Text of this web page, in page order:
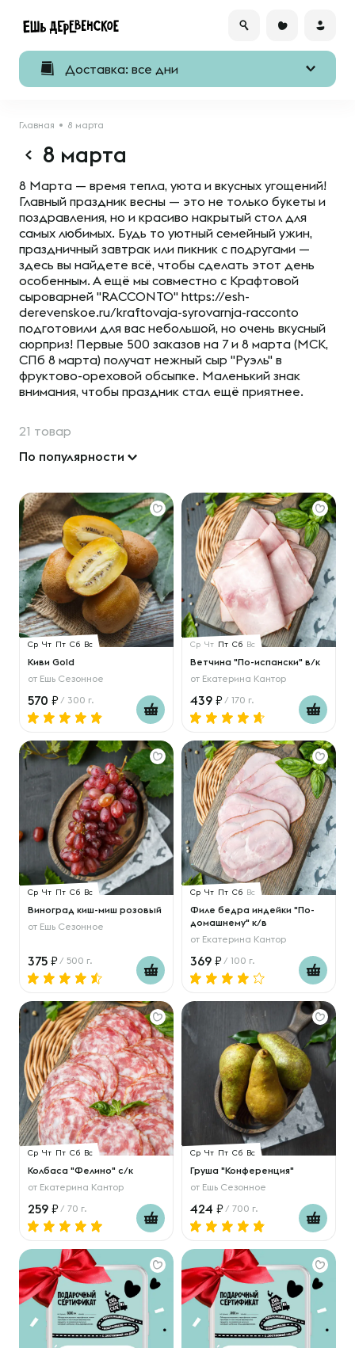
Доставка: все дни
Главная 8 марта
8 марта
8 Марта — время тепла, уюта и вкусных угощений!
Главный праздник весны — это не только букеты и
поздравления, но и красиво накрытый стол для
самых любимых. Будь то уютный семейный ужин,
праздничный завтрак или пикник с подругами —
здесь вы найдете всё, чтобы сделать этот день
особенным. А ещё мы совместно с Крафтовой
сыроварней "RACCONTO" https://esh-
derevenskoe.ru/kraftovaja-syrovarnja-racconto
подготовили для вас небольшой, но очень вкусный
сюрприз! Первые 500 заказов на 7 и 8 марта (МСК,
СПб 8 марта) получат нежный сыр "Руэль" в
фруктово-ореховой обсыпке. Маленький знак
внимания, чтобы праздник стал ещё приятнее.
21 товар
По популярности
Ср Чт Пт Сб Вс
Киви Gold
от Ешь Сезонное
570 / 300 г.
Ср Чт Пт Сб Вс
Ветчина "По-испански" в/к
от Екатерина Кантор
439 / 170 г.
Ср Чт Пт Сб Вс
Виноград киш-миш розовый
от Ешь Сезонное
375 / 500 г.
Ср Чт Пт Сб Вс
Филе бедра индейки "По-
домашнему" к/в
от Екатерина Кантор
369 / 100 г.
Ср Чт Пт Сб Вс
Колбаса "Фелино" с/к
от Екатерина Кантор
259 / 70 г.
Ср Чт Пт Сб Вс
Груша "Конференция"
от Ешь Сезонное
424 / 700 г.